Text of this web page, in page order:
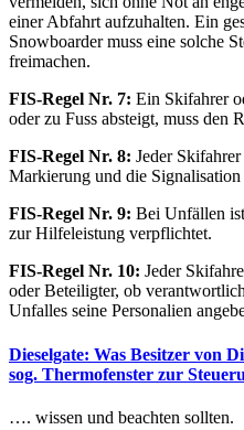
einer Abfahrt aufzuhalten. Ein
Snowboarder muss eine solche
freimachen.
FIS-Regel Nr. 7: Ein Skifahrer
oder zu Fuss absteigt, muss den
FIS-Regel Nr. 8: Jeder
Markierung und die Signalisation
FIS-Regel Nr. 9: Bei Unfällen
zur Hilfeleistung verpflichtet.
FIS-Regel Nr. 10: Jeder
oder Beteiligter, ob
Unfalles seine Personalien
Dieselgate: Was Besitzer von
sog. Thermofenster zur
…. wissen und beachten sollten.